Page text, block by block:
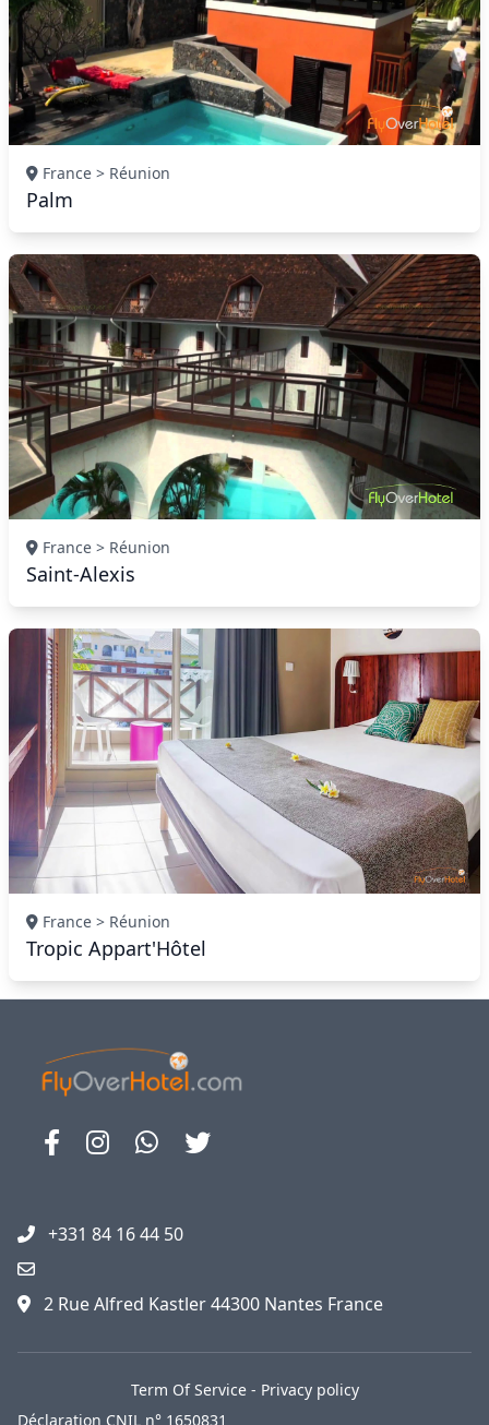
France > Réunion
Palm
France > Réunion
Saint-Alexis
France > Réunion
Tropic Appart'Hôtel
+331 84 16 44 50
2 Rue Alfred Kastler 44300 Nantes France
Term Of Service- Privacy policy
Déclaration CNIL n° 1650831